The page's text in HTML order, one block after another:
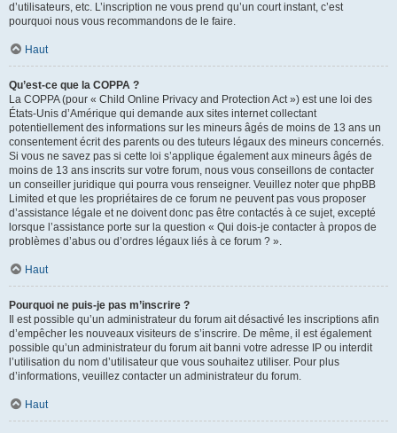
d’utilisateurs, etc. L’inscription ne vous prend qu’un court instant, c’est
pourquoi nous vous recommandons de le faire.
Haut
Qu’est-ce que la COPPA ?
La COPPA (pour « Child Online Privacy and Protection Act ») est une loi des
États-Unis d’Amérique qui demande aux sites internet collectant
potentiellement des informations sur les mineurs âgés de moins de 13 ans un
consentement écrit des parents ou des tuteurs légaux des mineurs concernés.
Si vous ne savez pas si cette loi s’applique également aux mineurs âgés de
moins de 13 ans inscrits sur votre forum, nous vous conseillons de contacter
un conseiller juridique qui pourra vous renseigner. Veuillez noter que phpBB
Limited et que les propriétaires de ce forum ne peuvent pas vous proposer
d’assistance légale et ne doivent donc pas être contactés à ce sujet, excepté
lorsque l’assistance porte sur la question « Qui dois-je contacter à propos de
problèmes d’abus ou d’ordres légaux liés à ce forum ? ».
Haut
Pourquoi ne puis-je pas m’inscrire ?
Il est possible qu’un administrateur du forum ait désactivé les inscriptions afin
d’empêcher les nouveaux visiteurs de s’inscrire. De même, il est également
possible qu’un administrateur du forum ait banni votre adresse IP ou interdit
l’utilisation du nom d’utilisateur que vous souhaitez utiliser. Pour plus
d’informations, veuillez contacter un administrateur du forum.
Haut